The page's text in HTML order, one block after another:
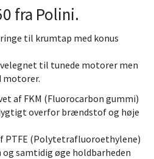
fra Polini.
til krumtap med konus
til tunede motorer men
motorer.
af FKM (Fluorocarbon gummi)
overfor brændstof og høje
PTFE (Polytetrafluoroethylene)
samtidig øge holdbarheden